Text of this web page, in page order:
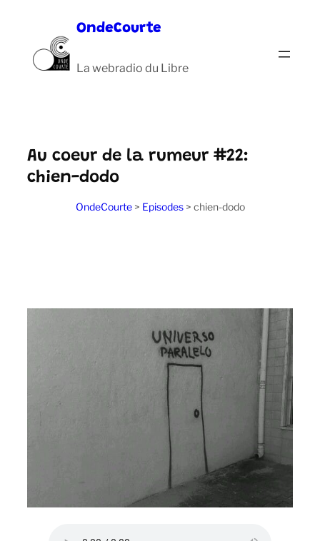
contenu
OndeCourte
La webradio du Libre
Au coeur de la rumeur #22:
chien-dodo
OndeCourte> Episodes> chien-dodo